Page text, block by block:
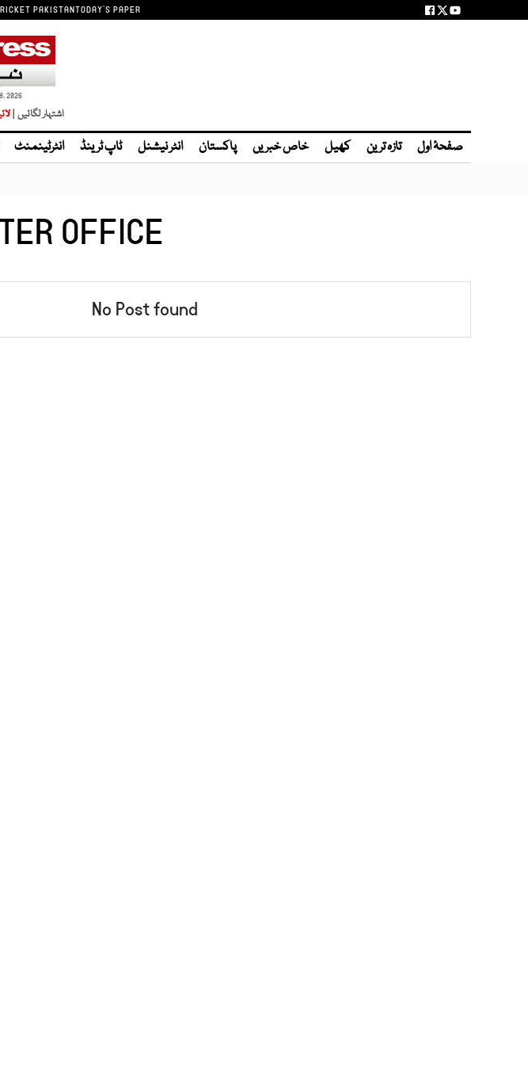
PAKISTANTODAY'S PAPER
2026
اشتہار لگائیں |
صفحۂ اول تازہ ترین کھیل خاص خبریں پاکستان انٹر نیشنل ٹاپ ٹرینڈ انٹرٹینمنٹ
OFFICE
No Post found